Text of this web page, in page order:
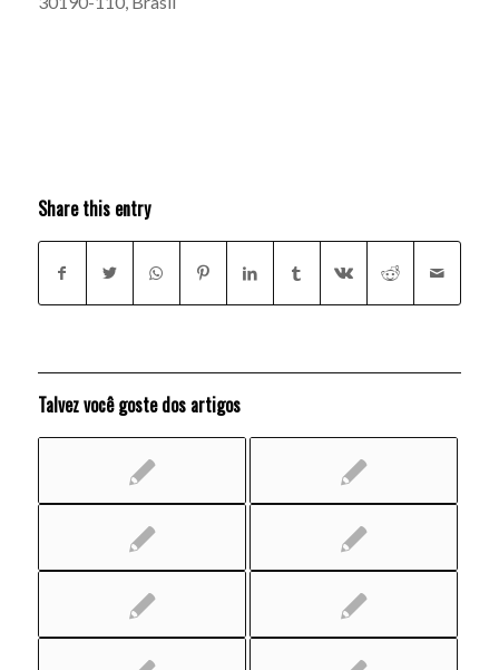
Share this entry
Talvez você goste dos artigos